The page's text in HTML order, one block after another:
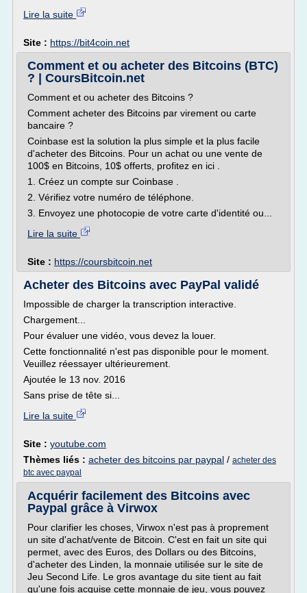
Lire la suite
Site : https://bit4coin.net
Comment et ou acheter des Bitcoins (BTC)
? | CoursBitcoin.net
Comment et ou acheter des Bitcoins ?
Comment acheter des Bitcoins par virement ou carte
bancaire ?
Coinbase est la solution la plus simple et la plus facile
d'acheter des Bitcoins. Pour un achat ou une vente de
100$ en Bitcoins, 10$ offerts, profitez en ici .
1. Créez un compte sur Coinbase .
2. Vérifiez votre numéro de téléphone.
3. Envoyez une photocopie de votre carte d'identité ou...
Lire la suite
Site : https://coursbitcoin.net
Acheter des Bitcoins avec PayPal validé
Impossible de charger la transcription interactive.
Chargement...
Pour évaluer une vidéo, vous devez la louer.
Cette fonctionnalité n'est pas disponible pour le moment.
Veuillez réessayer ultérieurement.
Ajoutée le 13 nov. 2016
Sans prise de tête si...
Lire la suite
Site : youtube.com
Thèmes liés : acheter des bitcoins par paypal / acheter des
btc avec paypal
Acquérir facilement des Bitcoins avec
Paypal grâce à Virwox
Pour clarifier les choses, Virwox n'est pas à proprement
un site d'achat/vente de Bitcoin. C'est en fait un site qui
permet, avec des Euros, des Dollars ou des Bitcoins,
d'acheter des Linden, la monnaie utilisée sur le site de
Jeu Second Life. Le gros avantage du site tient au fait
qu'une fois acquise cette monnaie de jeu, vous pouvez